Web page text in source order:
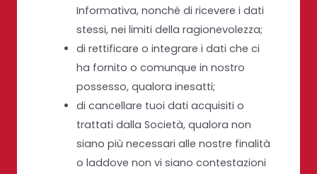
Informativa, nonché di ricevere i dati
stessi, nei limiti della ragionevolezza;
di rettificare o integrare i dati che ci
ha fornito o comunque in nostro
possesso, qualora inesatti;
di cancellare tuoi dati acquisiti o
trattati dalla Società, qualora non
siano più necessari alle nostre finalità
o laddove non vi siano contestazioni